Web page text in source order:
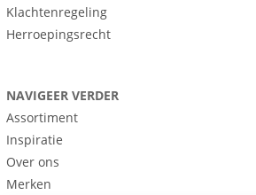
Klachtenregeling
Herroepingsrecht
NAVIGEER VERDER
Assortiment
Inspiratie
Over ons
Merken